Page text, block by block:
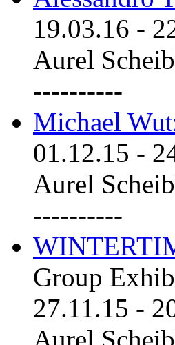
19.03.16 -
Aurel
----------
Michael
01.12.15 -
Aurel
----------
Group
27.11.15 -
Aurel